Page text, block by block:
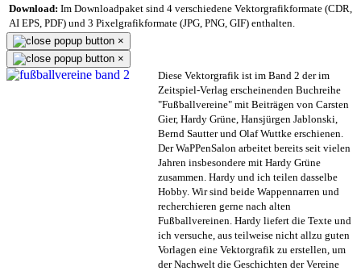
Download: Im Downloadpaket sind 4 verschiedene Vektorgrafikformate (CDR,
AI EPS, PDF) und 3 Pixelgrafikformate (JPG, PNG, GIF) enthalten.
×
×
Diese Vektorgrafik ist im Band 2 der im
Zeitspiel-Verlag erscheinenden Buchreihe
"Fußballvereine" mit Beiträgen von Carsten
Gier, Hardy Grüne, Hansjürgen Jablonski,
Bernd Sautter und Olaf Wuttke erschienen.
Der WaPPenSalon arbeitet bereits seit vielen
Jahren insbesondere mit Hardy Grüne
zusammen. Hardy und ich teilen dasselbe
Hobby. Wir sind beide Wappennarren und
recherchieren gerne nach alten
Fußballvereinen. Hardy liefert die Texte und
ich versuche, aus teilweise nicht allzu guten
Vorlagen eine Vektorgrafik zu erstellen, um
der Nachwelt die Geschichten der Vereine